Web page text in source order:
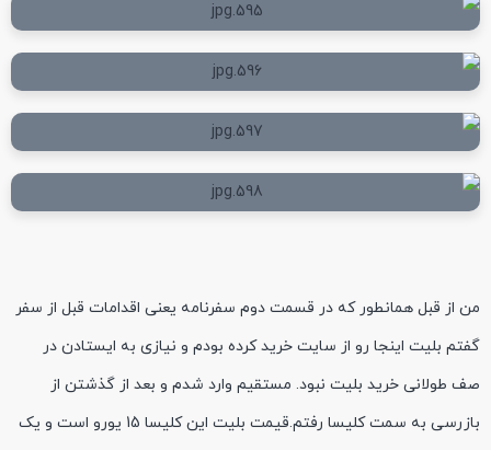
من از قبل همانطور که در قسمت دوم سفرنامه یعنی اقدامات قبل از سفر
گفتم بلیت اینجا رو از سایت خرید کرده بودم و نیازی به ایستادن در
صف طولانی خرید بلیت نبود. مستقیم وارد شدم و بعد از گذشتن از
بازرسی به سمت کلیسا رفتم.قیمت بلیت این کلیسا 15 یورو است و یک